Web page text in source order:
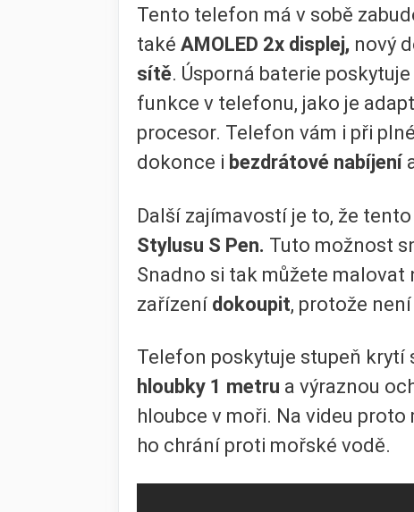
Tento telefon má v sobě
také AMOLED 2x displej, nový
sítě. Úsporná baterie
funkce v telefonu, jako je
procesor. Telefon vám i při
dokonce i bezdrátové nabíjení
Další zajímavostí je to, že
Stylusu S Pen. Tuto možnost
Snadno si tak můžete malovat
zařízení dokoupit, protože
Telefon poskytuje stupeň krytí
hloubky 1 metru a výraznou
hloubce v moři. Na videu
ho chrání proti mořské vodě.